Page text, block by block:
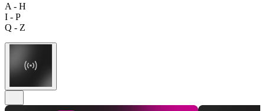
A - H
I - P
Q - Z